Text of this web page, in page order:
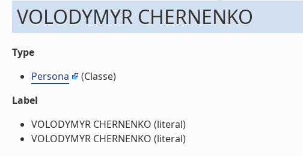
VOLODYMYR CHERNENKO
Type
Persona
(Classe)
Label
VOLODYMYR CHERNENKO (literal)
VOLODYMYR CHERNENKO (literal)